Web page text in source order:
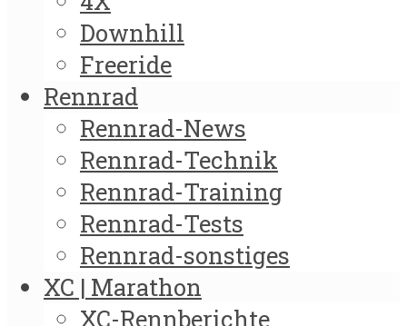
Downhill
Freeride
Rennrad
Rennrad-News
Rennrad-Technik
Rennrad-Training
Rennrad-Tests
Rennrad-sonstiges
XC | Marathon
XC-Rennberichte